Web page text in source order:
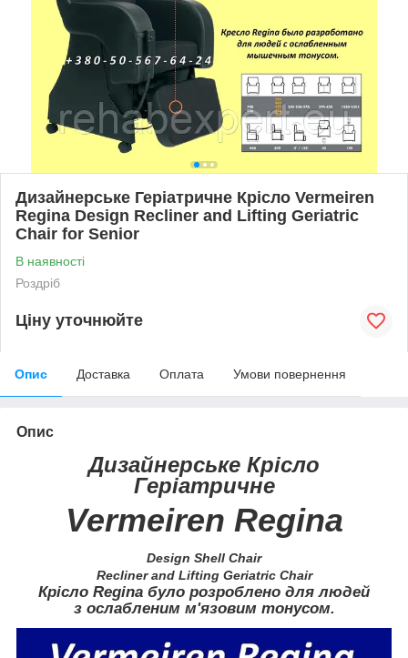
Дизайнерське Геріатричне Крісло Vermeiren
Regina Design Reclіner and Lifting Geriatric
Chair for Senior
В наявності
Роздріб
Ціну уточнюйте
Опис Доставка Оплата Умови повернення
Опис
Дизайнерське Крісло
Геріатричне
Vermeiren Regina
Design Shell Chair
Reclіner and Lifting Geriatric Chair
Крісло Regina було розроблено для людей
з ослабленим м'язовим тонусом.